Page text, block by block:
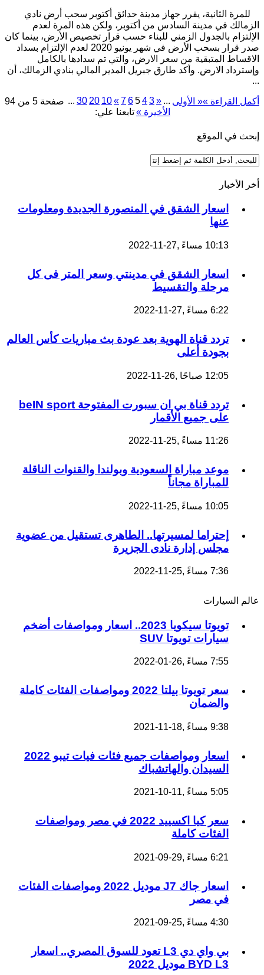
للمرة الثانية، يقرر جهاز مدينة حدائق أكتوبر سحب أرض نادي
الزمالك في مدينة السادس من أكتوبر، ولكن هذه المرة لعدم
الإلتزام بالجدول الزمني للبناء حسب قرار تخصيص الأرض، بينما كان
صدر قرار بسحب الأرض في شهر يونيو 2020 لعدم الإلتزام بسداد
الاقساط المتبقية من سعر الارض، والتي تم سدادها بالكامل
وإسترداد الارض. وأكد طارق جبريل المدير المالي بنادي الزمالك، أن
...
أكمل القراءة » صفحة 5 من 94 « الأولى ...
«
3
4
5
6
7
»
10
20
30
...
الأخيرة »تابعنا علي:
إبحث في الموقع
أخر الأخبار
اسعار الشقق في المنصورة الجديدة ومعلومات
عنها
10:13 مساءً ,27-11-2022
اسعار الشقق في مدينتي وسعر المتر فى كل
مرحلة والتقسيط
6:22 مساءً ,27-11-2022
تردد قناة الهوية بعد عودة بث مباريات كأس العالم
بجودة أعلى
12:05 صباحًا ,26-11-2022
تردد قناة بي ان سبورت المفتوحة beIN sport
على جميع الأقمار
11:26 مساءً ,25-11-2022
موعد مباراة السعودية وبولندا والقنوات الناقلة
للمباراة مجاناً
10:05 مساءً ,25-11-2022
إحتراما لمسيرتها.. الطاهرى تستقيل من عضوية
مجلس إدارة نادى الجزيرة
7:36 مساءً ,25-11-2022
عالم السيارات
تويوتا سيكويا 2023.. اسعار ومواصفات أضخم
سيارات تويوتا SUV
7:55 مساءً ,26-01-2022
سعر تويوتا بيلتا 2022 ومواصفات الفئات كاملة
والضمان
9:38 مساءً ,18-11-2021
اسعار ومواصفات جميع فئات فيات تيبو 2022
السيدان والهاتشباك
5:05 مساءً ,11-10-2021
سعر كيا اكسييد 2022 في مصر ومواصفات
الفئات كاملة
6:21 مساءً ,29-09-2021
اسعار جاك J7 موديل 2022 ومواصفات الفئات
في مصر
4:30 مساءً ,25-09-2021
بي واي دي L3 تعود للسوق المصري.. اسعار
BYD L3 موديل 2022